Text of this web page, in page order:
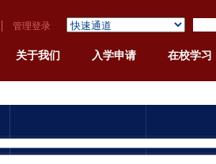
管理登录
关于我们 入学申请 在校学习